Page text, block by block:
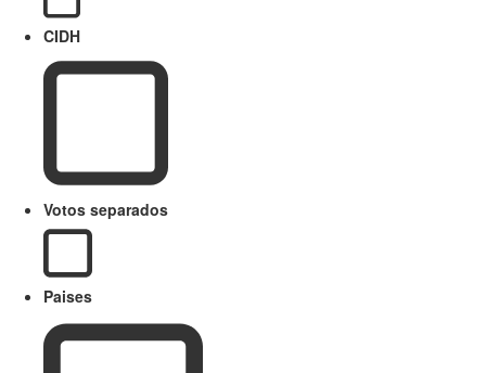
CIDH
Votos separados
Paises